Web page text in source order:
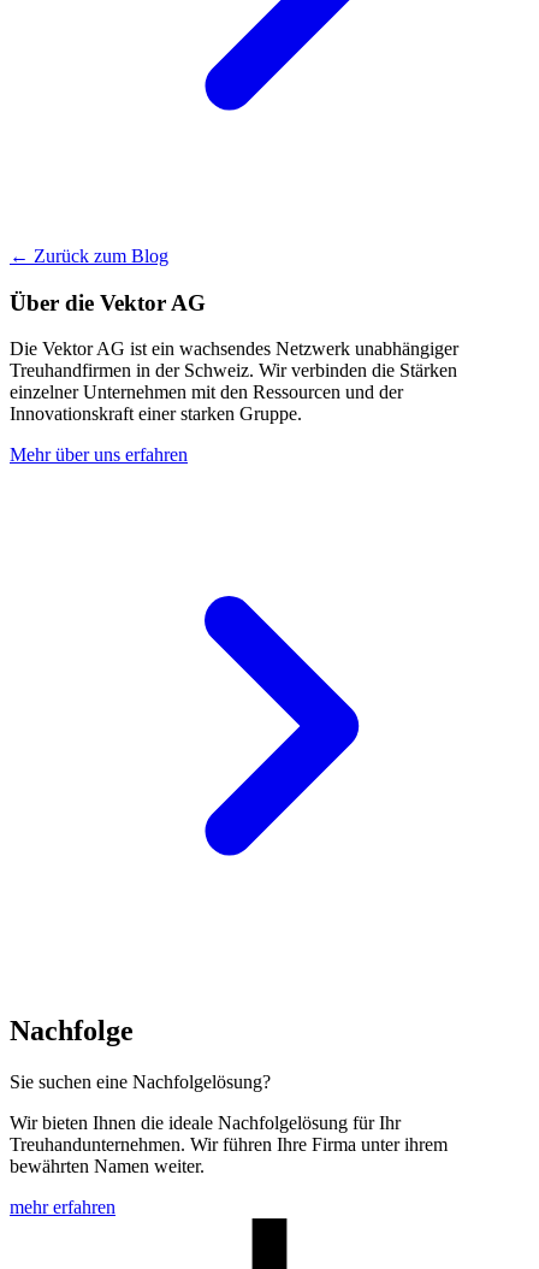
← Zurück zum Blog
Über die Vektor AG
Die Vektor AG ist ein wachsendes Netzwerk unabhängiger
Treuhandfirmen in der Schweiz. Wir verbinden die Stärken
einzelner Unternehmen mit den Ressourcen und der
Innovationskraft einer starken Gruppe.
Mehr über uns erfahren
Nachfolge
Sie suchen eine Nachfolgelösung?
Wir bieten Ihnen die ideale Nachfolgelösung für Ihr
Treuhandunternehmen. Wir führen Ihre Firma unter ihrem
bewährten Namen weiter.
mehr erfahren